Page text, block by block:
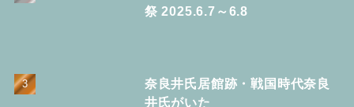
祭 2025.6.7～6.8
奈良井氏居館跡・戦国時代奈良
井氏がいた